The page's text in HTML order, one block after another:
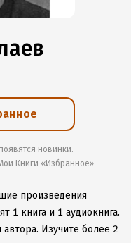
новинки.
Книги «Избранное»
произведения
1 книга и 1 аудиокнига.
Изучите более 2